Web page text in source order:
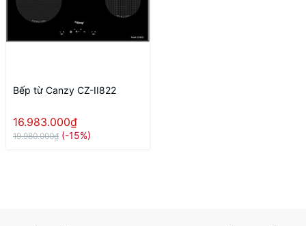
Bếp từ Canzy CZ-II822
16.983.000₫
19.980.000₫ (-15%)